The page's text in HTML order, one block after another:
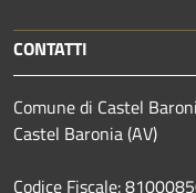
CONTATTI
Comune di Castel
Castel Baronia (AV)
Codice Fiscale: